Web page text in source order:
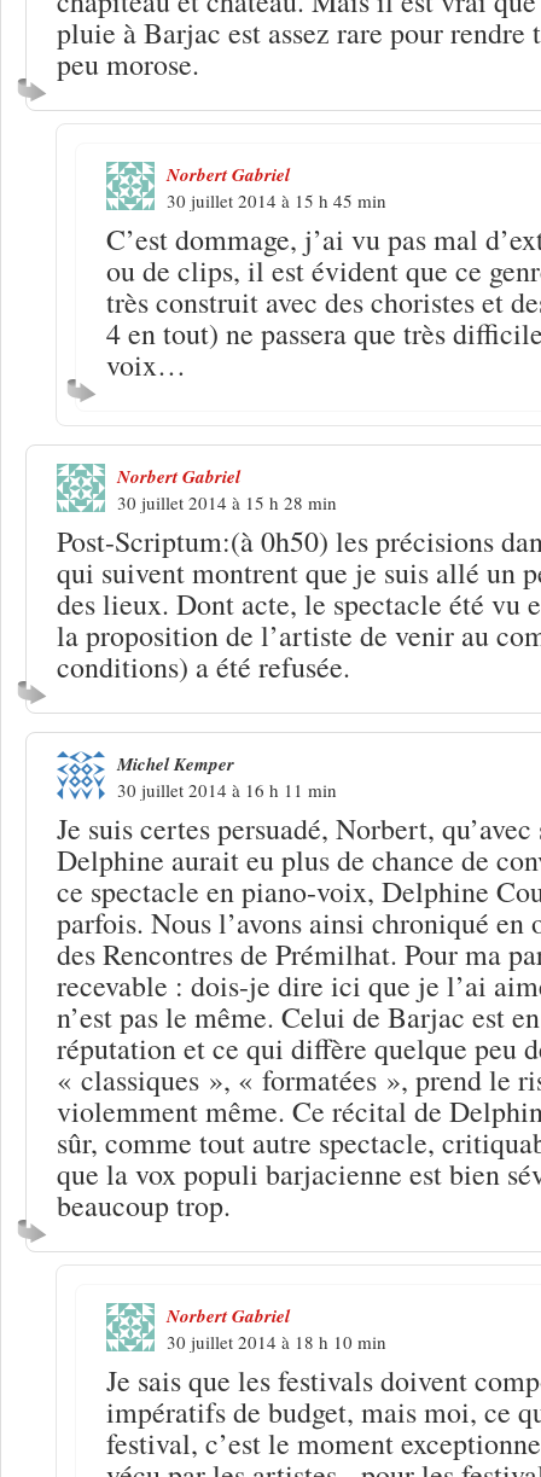
pluie à Barjac est assez rare pour rendre
peu morose.
Norbert Gabriel
30 juillet 2014 à 15 h 45 min
C’est dommage, j’ai vu pas mal
ou de clips, il est évident que ce
très construit avec des choristes et
4 en tout) ne passera que très
voix…
Norbert Gabriel
30 juillet 2014 à 15 h 28 min
Post-Scriptum:(à 0h50) les précisions
qui suivent montrent que je suis allé un
des lieux. Dont acte, le spectacle été vu
la proposition de l’artiste de venir au
conditions) a été refusée.
Michel Kemper
30 juillet 2014 à 16 h 11 min
Je suis certes persuadé, Norbert,
Delphine aurait eu plus de chance de
ce spectacle en piano-voix, Delphine
parfois. Nous l’avons ainsi chroniqué en
des Rencontres de Prémilhat. Pour ma
recevable : dois-je dire ici que je l’ai
n’est pas le même. Celui de Barjac est
réputation et ce qui diffère quelque peu
« classiques », « formatées », prend le
violemment même. Ce récital de
sûr, comme tout autre spectacle,
que la vox populi barjacienne est bien
beaucoup trop.
Norbert Gabriel
30 juillet 2014 à 18 h 10 min
Je sais que les festivals doivent
impératifs de budget, mais moi, ce
festival, c’est le moment